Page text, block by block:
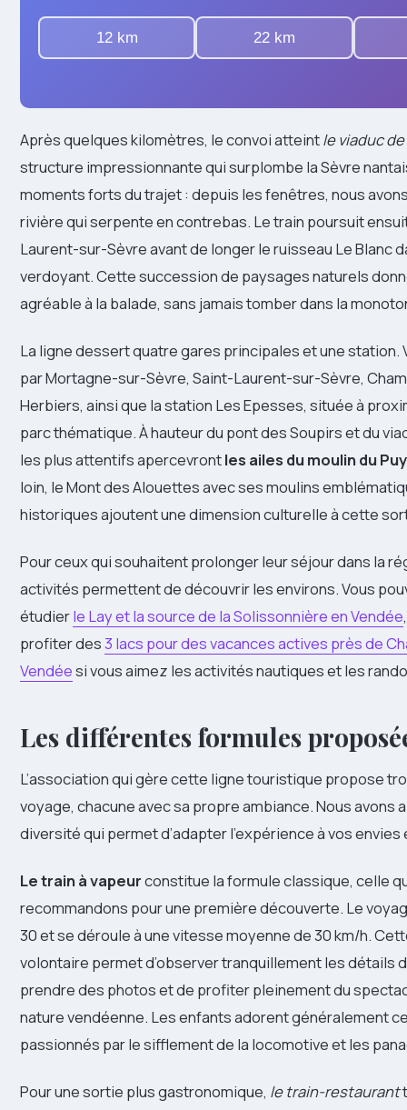
12 km 22 km
Après quelques kilomètres, le convoi atteintle viaduc
structure impressionnante qui surplombe la Sèvre
moments forts du trajet : depuis les fenêtres, nous
rivière qui serpente en contrebas. Le train poursuit
Laurent-sur-Sèvre avant de longer le ruisseau Le Blanc
verdoyant. Cette succession de paysages naturels
agréable à la balade, sans jamais tomber dans la
La ligne dessert quatre gares principales et une station.
par Mortagne-sur-Sèvre, Saint-Laurent-sur-Sèvre,
Herbiers, ainsi que la station Les Epesses, située à
parc thématique. À hauteur du pont des Soupirs et du
les plus attentifs apercevrontles ailes du moulin du
loin, le Mont des Alouettes avec ses moulins
historiques ajoutent une dimension culturelle à cette
Pour ceux qui souhaitent prolonger leur séjour dans la
activités permettent de découvrir les environs. Vous
étudierle Lay et la source de la Solissonnière en Vendée
profiter des3 lacs pour des vacances actives près de
Vendéesi vous aimez les activités nautiques et les
Les différentes formules
L’association qui gère cette ligne touristique propose
voyage, chacune avec sa propre ambiance. Nous avons
diversité qui permet d’adapter l’expérience à vos
Le train à vapeurconstitue la formule classique, celle
recommandons pour une première découverte. Le
30 et se déroule à une vitesse moyenne de 30 km/h.
volontaire permet d’observer tranquillement les détails
prendre des photos et de profiter pleinement du
nature vendéenne. Les enfants adorent généralement
passionnés par le sifflement de la locomotive et les
Pour une sortie plus gastronomique, le train-restaurant